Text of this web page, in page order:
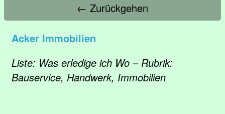
← Zurückgehen
Acker Immobilien
Liste: Was erledige ich Wo – Rubrik:
Bauservice, Handwerk, Immobilien